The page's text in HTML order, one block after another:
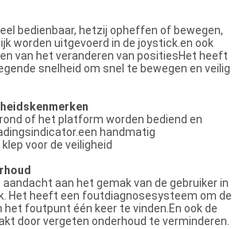
bedienbaar, hetzij opheffen of bewegen,
worden uitgevoerd in de joystick.en ook
van het veranderen van positiesHet heeft
snelheid om snel te bewegen en veilig
of het platform worden bediend en
handmatig
voor de veiligheid
aan het gemak van de gebruiker in
Het heeft een foutdiagnosesysteem om de
het foutpunt één keer te vinden.En ook de
door vergeten onderhoud te verminderen.